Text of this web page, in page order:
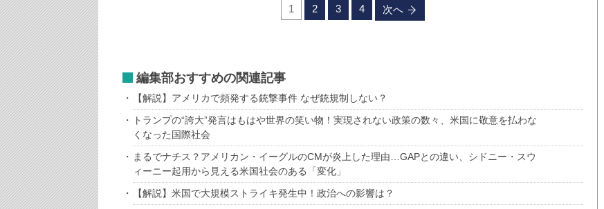
1 2 3 4 次へ
編集部おすすめの関連記事
【解説】アメリカで頻発する銃撃事件 なぜ銃規制しない？
トランプの“誇大”発言はもはや世界の笑い物！実現されない政策の数々、米国に敬意を払わな
くなった国際社会
まるでナチス？アメリカン・イーグルのCMが炎上した理由…GAPとの違い、シドニー・スウ
ィーニー起用から見える米国社会のある「変化」
【解説】米国で大規模ストライキ発生中！政治への影響は？